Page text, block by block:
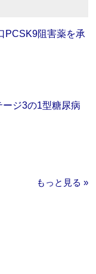
PCSK9阻害薬を承
ジ3の1型糖尿病
もっと見る »